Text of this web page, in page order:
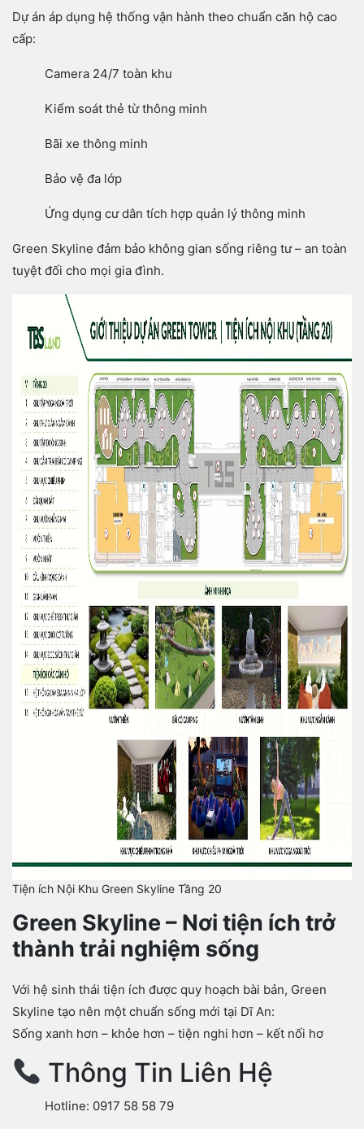
Dự án áp dụng hệ thống vận hành theo chuẩn căn hộ cao
cấp:
Camera 24/7 toàn khu
Kiểm soát thẻ từ thông minh
Bãi xe thông minh
Bảo vệ đa lớp
Ứng dụng cư dân tích hợp quản lý thông minh
Green Skyline đảm bảo không gian sống riêng tư – an toàn
tuyệt đối cho mọi gia đình.
Tiện ích Nội Khu Green Skyline Tầng 20
Green Skyline – Nơi tiện ích trở
thành trải nghiệm sống
Với hệ sinh thái tiện ích được quy hoạch bài bản, Green
Skyline tạo nên một chuẩn sống mới tại Dĩ An:
Sống xanh hơn – khỏe hơn – tiện nghi hơn – kết nối hơ
Thông Tin Liên Hệ
Hotline: 0917 58 58 79